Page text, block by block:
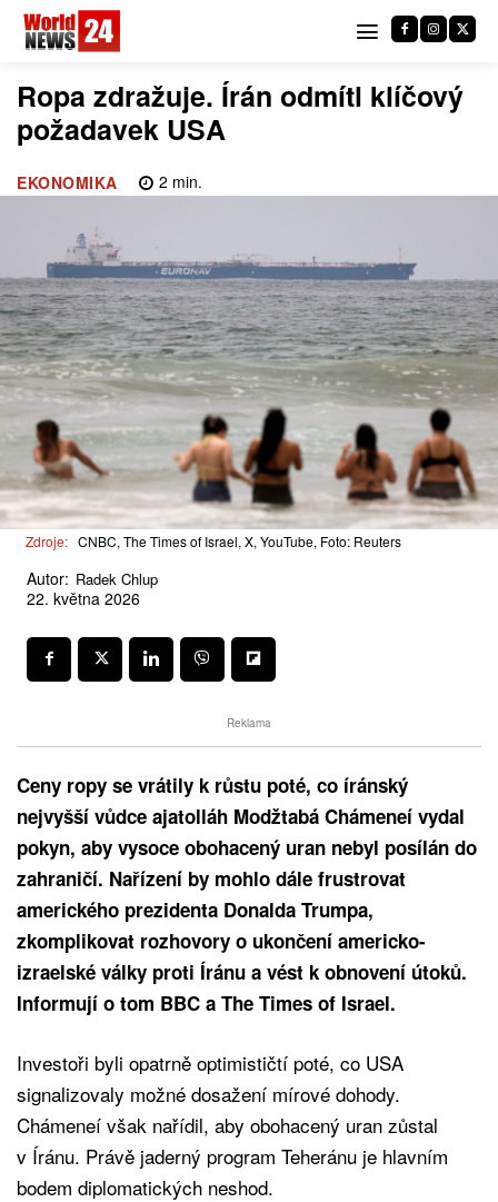
Ropa zdražuje. Írán odmítl klíčový
požadavek USA
EKONOMIKA 2 min.
Zdroje: CNBC, The Times of Israel, X, YouTube, Foto: Reuters
Autor: Radek Chlup
22. května 2026
Reklama
Ceny ropy se vrátily k růstu poté, co íránský
nejvyšší vůdce ajatolláh Modžtabá Chámeneí vydal
pokyn, aby vysoce obohacený uran nebyl posílán do
zahraničí. Nařízení by mohlo dále frustrovat
amerického prezidenta Donalda Trumpa,
zkomplikovat rozhovory o ukončení americko-
izraelské války proti Íránu a vést k obnovení útoků.
Informují o tom BBC a The Times of Israel.
Investoři byli opatrně optimističtí poté, co USA
signalizovaly možné dosažení mírové dohody.
Chámeneí však nařídil, aby obohacený uran zůstal
v Íránu. Právě jaderný program Teheránu je hlavním
bodem diplomatických neshod.